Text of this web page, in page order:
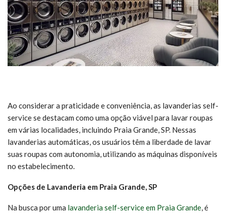
Ao considerar a praticidade e conveniência, as lavanderias self-
service se destacam como uma opção viável para lavar roupas
em várias localidades, incluindo Praia Grande, SP. Nessas
lavanderias automáticas, os usuários têm a liberdade de lavar
suas roupas com autonomia, utilizando as máquinas disponíveis
no estabelecimento.
Opções de Lavanderia em Praia Grande, SP
Na busca por uma lavanderia self-service em Praia Grande, é